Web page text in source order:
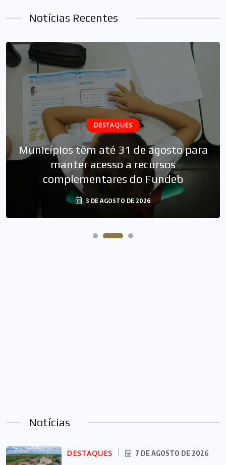
Notícias Recentes
DESTAQUES
Municípios têm até 31 de agosto para
manter acesso a recursos
complementares do Fundeb
3 DE AGOSTO DE 2026
Notícias
DESTAQUES 7 DE AGOSTO DE 2026